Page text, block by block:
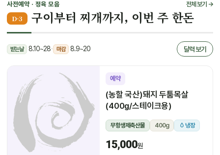
사전예약 · 정육 모음 전체 보기 →
D-3 구이부터 찌개까지, 이번 주 한돈
받는날 8.10~28· 마감 8.9~20 달력 보기
예약
(농할 국산)돼지 두툼목살
(400g/스테이크용)
무항생제축산물 400g 냉장
15,000원